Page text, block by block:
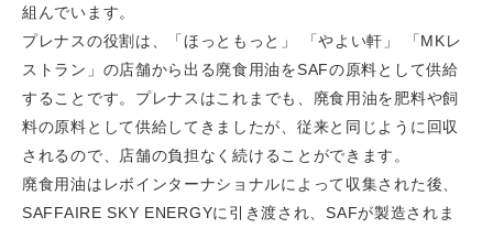
組んでいます。
プレナスの役割は、「ほっともっと」 「やよい軒」 「MKレ
ストラン」の店舗から出る廃食用油をSAFの原料として供給
することです。 プレナスはこれまでも、廃食用油を肥料や飼
料の原料として供給してきましたが、従来と同じように回収
されるので、 店舗の負担なく続けることができます。
廃食用油はレボインターナショナルによって収集された後、
SAFFAIRE SKY ENERGYに引き渡され、SAFが製造されま